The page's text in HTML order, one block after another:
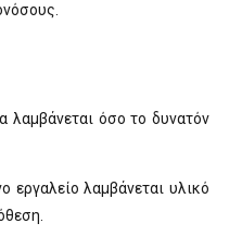
λαμβάνεται όσο το δυνατόν
εργαλείο λαμβάνεται υλικό